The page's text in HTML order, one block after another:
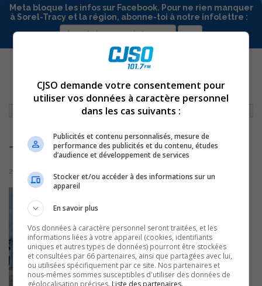
Meta bloque les infos sur Facebook. Pour ne rien manquer
à Sorel-Tracy et la région, abonne-toi à notre infolettre :
ACCUEIL »ACTUALITÉS»SOREL-TRACY : TRAVAUX DE 5 SEMAINES SUR
MCCARTHY
TRAVAUXMCCARTHY
TravauxMcCarthy
21 septembre 2022 | Par Sylvain Rochon
CJSO demande votre consentement pour
utiliser vos données à caractère personnel
dans les cas suivants :
Publicités et contenu personnalisés, mesure de
performance des publicités et du contenu, études
d’audience et développement de services
Stocker et/ou accéder à des informations sur un
appareil
En savoir plus
Vos données à caractère personnel seront traitées, et les
informations liées à votre appareil (cookies, identifiants
uniques et autres types de données) pourront être stockées
et consultées par 66 partenaires, ainsi que partagées avec lui,
ou utilisées spécifiquement par ce site. Nos partenaires et
nous-mêmes sommes susceptibles d'utiliser des données de
géolocalisation précises. Liste des partenaires.